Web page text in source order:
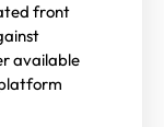
front
available